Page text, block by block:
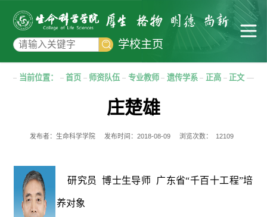
学校主页
当前位置： 首页 师资队伍 专业教师 遗传学系 正高 正文
庄楚雄
发布者：生命科学学院 发布时间：2018-08-09 浏览次数： 12109
研究员 博士生导师 广东省“千百十工程”培
养对象